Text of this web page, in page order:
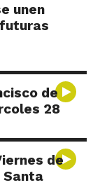
unen
de
28
de
Santa